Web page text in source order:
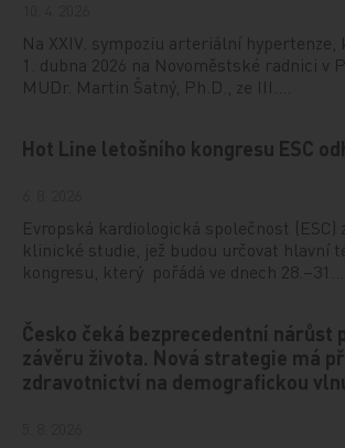
Na XXIV. sympoziu arteriální hypertenze,
1. dubna 2026 na Novoměstské radnici v
MUDr. Martin Šatný, Ph.D., ze III.…
Hot Line letošního kongresu ESC
Evropská kardiologická společnost (ESC)
klinické studie, jež budou určovat hlavní
kongresu, který pořádá ve dnech 28.–31…
Česko čeká bezprecedentní nárůst
závěru života. Nová strategie má
zdravotnictví na demografickou